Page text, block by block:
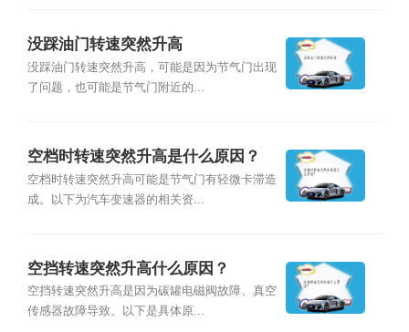
没踩油门转速突然升高
没踩油门转速突然升高，可能是因为节气门出现
了问题，也可能是节气门附近的...
空档时转速突然升高是什么原因？
空档时转速突然升高可能是节气门有轻微卡滞造
成。以下为汽车变速器的相关资...
空挡转速突然升高什么原因？
空挡转速突然升高是因为碳罐电磁阀故障、真空
传感器故障导致。以下是具体原...